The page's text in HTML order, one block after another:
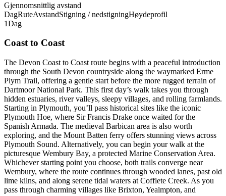
Gjennomsnittlig avstand
DagRuteAvstandStigning / nedstigningHøydeprofil
1Dag
Coast to Coast
The Devon Coast to Coast route begins with a peaceful introduction
through the South Devon countryside along the waymarked Erme
Plym Trail, offering a gentle start before the more rugged terrain of
Dartmoor National Park. This first day’s walk takes you through
hidden estuaries, river valleys, sleepy villages, and rolling farmlands.
Starting in Plymouth, you’ll pass historical sites like the iconic
Plymouth Hoe, where Sir Francis Drake once waited for the
Spanish Armada. The medieval Barbican area is also worth
exploring, and the Mount Batten ferry offers stunning views across
Plymouth Sound. Alternatively, you can begin your walk at the
picturesque Wembury Bay, a protected Marine Conservation Area.
Whichever starting point you choose, both trails converge near
Wembury, where the route continues through wooded lanes, past old
lime kilns, and along serene tidal waters at Cofflete Creek. As you
pass through charming villages like Brixton, Yealmpton, and